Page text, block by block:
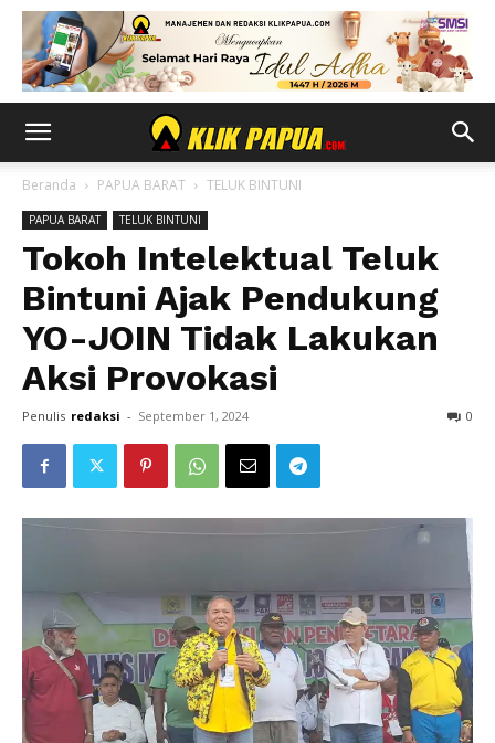
Beranda PAPUA BARAT TELUK BINTUNI
PAPUA BARAT TELUK BINTUNI
Tokoh Intelektual Teluk
Bintuni Ajak Pendukung
YO-JOIN Tidak Lakukan
Aksi Provokasi
Penulis redaksi - September 1, 2024 0